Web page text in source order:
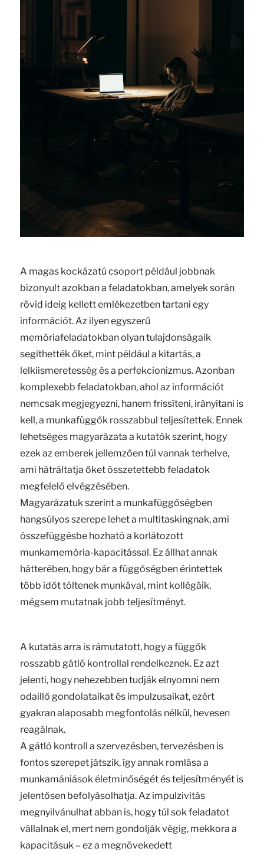
A magas kockázatú csoport például jobbnak
bizonyult azokban a feladatokban, amelyek során
rövid ideig kellett emlékezetben tartani egy
információt. Az ilyen egyszerű
memóriafeladatokban olyan tulajdonságaik
segíthették őket, mint például a kitartás, a
lelkiismeretesség és a perfekcionizmus. Azonban
komplexebb feladatokban, ahol az információt
nemcsak megjegyezni, hanem frissíteni, irányítani is
kell, a munkafüggők rosszabbul teljesítettek. Ennek
lehetséges magyarázata a kutatók szerint, hogy
ezek az emberek jellemzően túl vannak terhelve,
ami hátráltatja őket összetettebb feladatok
megfelelő elvégzésében.
Magyarázatuk szerint a munkafüggőségben
hangsúlyos szerepe lehet a multitaskingnak, ami
összefüggésbe hozható a korlátozott
munkamemória-kapacitással. Ez állhat annak
hátterében, hogy bár a függőségben érintettek
több időt töltenek munkával, mint kollégáik,
mégsem mutatnak jobb teljesítményt.
A kutatás arra is rámutatott, hogy a függők
rosszabb gátló kontrollal rendelkeznek. Ez azt
jelenti, hogy nehezebben tudják elnyomni nem
odaillő gondolataikat és impulzusaikat, ezért
gyakran alaposabb megfontolás nélkül, hevesen
reagálnak.
A gátló kontroll a szervezésben, tervezésben is
fontos szerepet játszik, így annak romlása a
munkamániások életminőségét és teljesítményét is
jelentősen befolyásolhatja. Az impulzivitás
megnyilvánulhat abban is, hogy túl sok feladatot
vállalnak el, mert nem gondolják végig, mekkora a
kapacitásuk – ez a megnövekedett